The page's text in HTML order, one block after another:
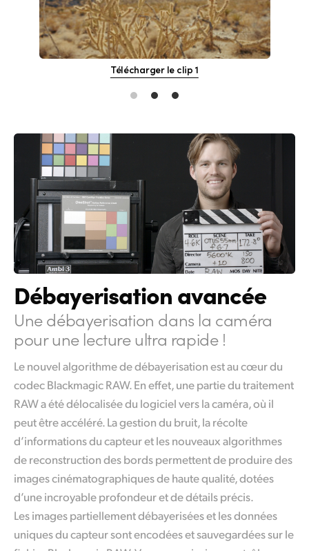
Télécharger le clip 1
Débayerisation avancée
Une débayerisation dans la caméra
pour une lecture ultra rapide !
Le nouvel algorithme de débayerisation est au cœur du
codec Blackmagic RAW. Eneffet, unepartie du traitement
RAW a été délocalisée du logiciel vers la caméra, où il
peut être accéléré. La gestion du bruit, la récolte
d’informations du capteur et les nouveaux algorithmes
de reconstruction des bords permettent de produire des
images cinématographiques de haute qualité, dotées
d’une incroyable profondeur et de détails précis.
Les images partiellement débayerisées et les données
uniques du capteur sont encodées et sauvegardées surle